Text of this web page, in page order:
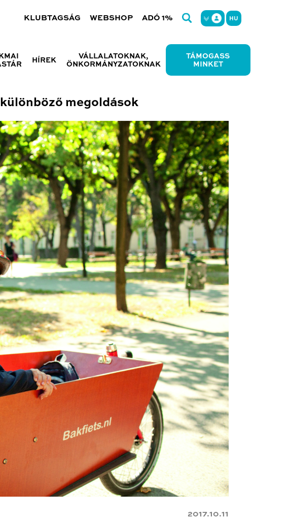
KLUBTAGSÁG WEBSHOP ADÓ 1% HU
HÍREK
VÁLLALATOKNAK,
ÖNKORMÁNYZATOKNAK
TÁMOGASS
MINKET
megoldások
2017.10.11